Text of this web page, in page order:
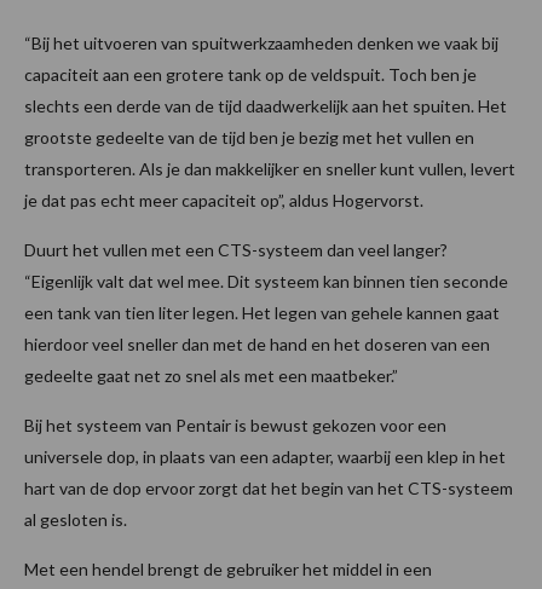
“Bij het uitvoeren van spuitwerkzaamheden denken we vaak bij
capaciteit aan een grotere tank op de veldspuit. Toch ben je
slechts een derde van de tijd daadwerkelijk aan het spuiten. Het
grootste gedeelte van de tijd ben je bezig met het vullen en
transporteren. Als je dan makkelijker en sneller kunt vullen, levert
je dat pas echt meer capaciteit op”, aldus Hogervorst.
Duurt het vullen met een CTS-systeem dan veel langer?
“Eigenlijk valt dat wel mee. Dit systeem kan binnen tien seconde
een tank van tien liter legen. Het legen van gehele kannen gaat
hierdoor veel sneller dan met de hand en het doseren van een
gedeelte gaat net zo snel als met een maatbeker.”
Bij het systeem van Pentair is bewust gekozen voor een
universele dop, in plaats van een adapter, waarbij een klep in het
hart van de dop ervoor zorgt dat het begin van het CTS-systeem
al gesloten is.
Met een hendel brengt de gebruiker het middel in een